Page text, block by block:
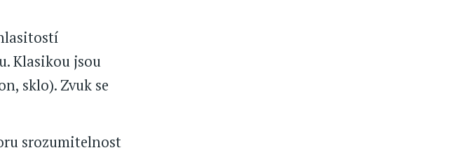
Klasikou jsou
sklo). Zvuk se
srozumitelnost